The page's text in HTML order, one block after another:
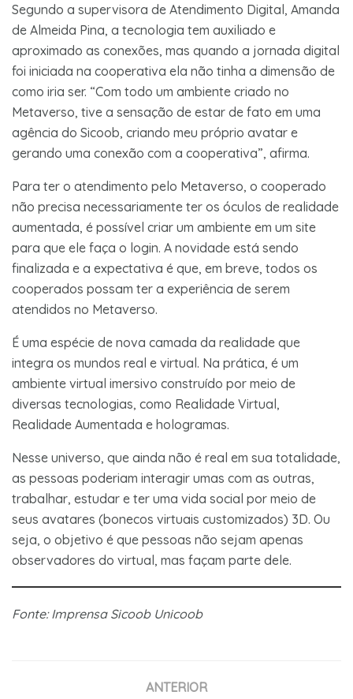
Segundo a supervisora de Atendimento Digital, Amanda
de Almeida Pina, a tecnologia tem auxiliado e
aproximado as conexões, mas quando a jornada digital
foi iniciada na cooperativa ela não tinha a dimensão de
como iria ser. “Com todo um ambiente criado no
Metaverso, tive a sensação de estar de fato em uma
agência do Sicoob, criando meu próprio avatar e
gerando uma conexão com a cooperativa”, afirma.
Para ter o atendimento pelo Metaverso, o cooperado
não precisa necessariamente ter os óculos de realidade
aumentada, é possível criar um ambiente em um site
para que ele faça o login. A novidade está sendo
finalizada e a expectativa é que, em breve, todos os
cooperados possam ter a experiência de serem
atendidos no Metaverso.
É uma espécie de nova camada da realidade que
integra os mundos real e virtual. Na prática, é um
ambiente virtual imersivo construído por meio de
diversas tecnologias, como Realidade Virtual,
Realidade Aumentada e hologramas.
Nesse universo, que ainda não é real em sua totalidade,
as pessoas poderiam interagir umas com as outras,
trabalhar, estudar e ter uma vida social por meio de
seus avatares (bonecos virtuais customizados) 3D. Ou
seja, o objetivo é que pessoas não sejam apenas
observadores do virtual, mas façam parte dele.
Fonte: Imprensa Sicoob Unicoob
ANTERIOR